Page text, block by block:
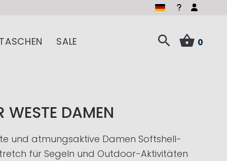
SALE 0
WESTE DAMEN
und atmungsaktive Damen Softshell-
für Segeln und Outdoor-Aktivitäten